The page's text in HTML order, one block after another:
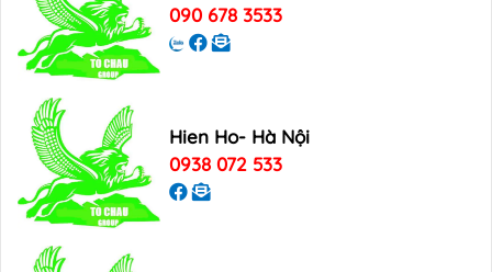
090 678 3533
Hien Ho- Hà Nội
0938 072 533